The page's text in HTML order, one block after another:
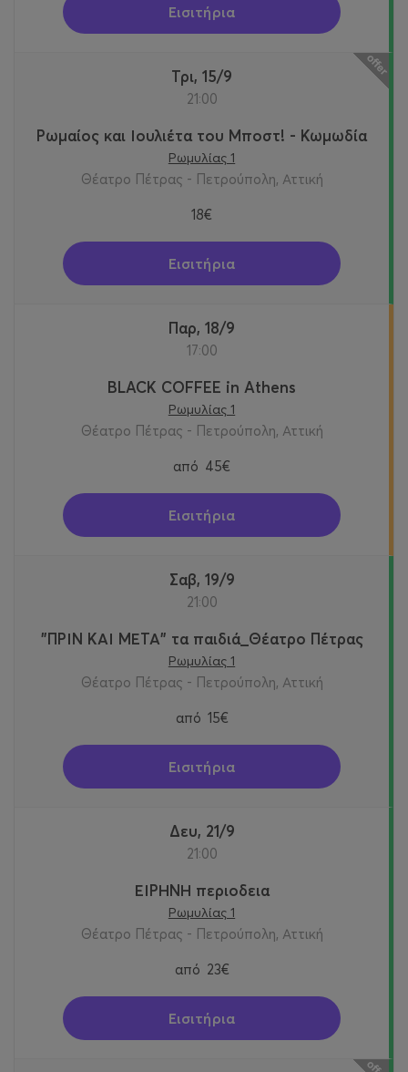
Εισιτήρια
Τρι, 15/9
21:00
Ρωμαίος και Ιουλιέτα του Μποστ! - Κωμωδία
Ρωμυλίας 1
Θέατρο Πέτρας - Πετρούπολη, Αττική
18€
Εισιτήρια
Παρ, 18/9
17:00
BLACK COFFEE in Athens
Ρωμυλίας 1
Θέατρο Πέτρας - Πετρούπολη, Αττική
από 45€
Εισιτήρια
Σαβ, 19/9
21:00
"ΠΡΙΝ ΚΑΙ ΜΕΤΑ" τα παιδιά_Θέατρο Πέτρας
Ρωμυλίας 1
Θέατρο Πέτρας - Πετρούπολη, Αττική
από 15€
Εισιτήρια
Δευ, 21/9
21:00
ΕΙΡΗΝΗ περιοδεια
Ρωμυλίας 1
Θέατρο Πέτρας - Πετρούπολη, Αττική
από 23€
Εισιτήρια